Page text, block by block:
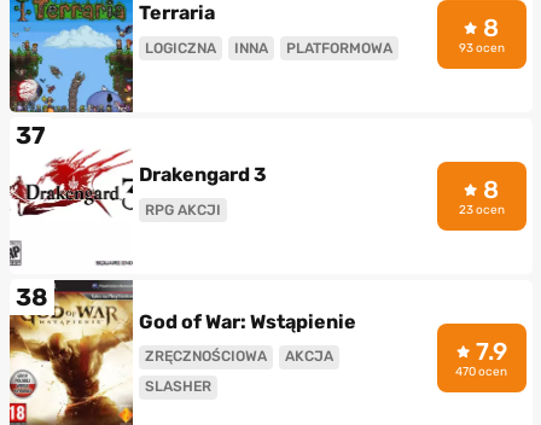
Terraria
LOGICZNA INNA PLATFORMOWA
8
93 ocen
37
Drakengard 3
RPG AKCJI
8
23 ocen
38
God of War: Wstąpienie
ZRĘCZNOŚCIOWA
AKCJA
SLASHER
7.9
470 ocen